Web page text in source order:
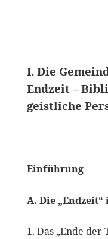
I. Die
Endzeit –
geistliche
Einführung
A. Die
Das „Ende der